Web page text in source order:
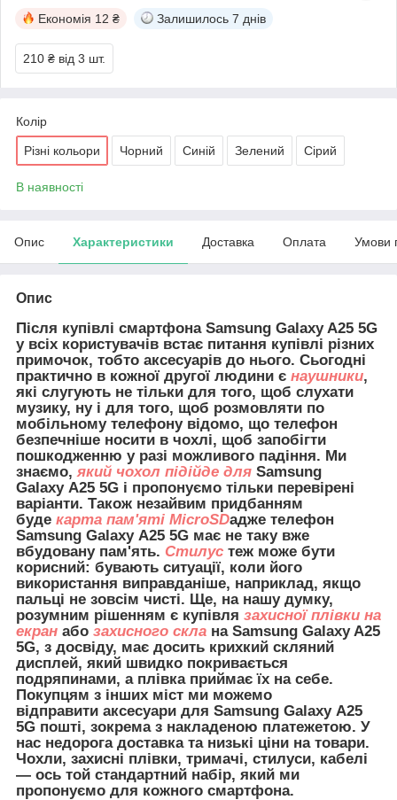
Економія 12 ₴ Залишилось 7 днів
210 ₴ від 3 шт.
Колір
Різні кольори Чорний Синій Зелений Сірий
В наявності
Опис Характеристики Доставка Оплата Умови
Опис
Після купівлі смартфона Samsung Galaxy A25 5G
у всіх користувачів встає питання купівлі різних
примочок, тобто аксесуарів до нього. Сьогодні
практично в кожної другої людини є наушники,
які слугують не тільки для того, щоб слухати
музику, ну і для того, щоб розмовляти по
мобільному телефону відомо, що телефон
безпечніше носити в чохлі, щоб запобігти
пошкодженню у разі можливого падіння. Ми
знаємо, який чохол підійде для Samsung
Galaxy A25 5G і пропонуємо тільки перевірені
варіанти. Також незайвим придбанням
буде карта пам'яті MicroSDадже телефон
Samsung Galaxy A25 5G має не таку вже
вбудовану пам'ять. Стилус теж може бути
корисний: бувають ситуації, коли його
використання виправданіше, наприклад, якщо
пальці не зовсім чисті. Ще, на нашу думку,
розумним рішенням є купівля захисної плівки на
екран або захисного скла на Samsung Galaxy A25
5G, з досвіду, має досить крихкий скляний
дисплей, який швидко покривається
подряпинами, а плівка приймає їх на себе.
Покупцям з інших міст ми можемо
відправити аксесуари для Samsung Galaxy A25
5G пошті, зокрема з накладеною платежетою. У
нас недорога доставка та низькі ціни на товари.
Чохли, захисні плівки, тримачі, стилуси, кабелі
— ось той стандартний набір, який ми
пропонуємо для кожного смартфона.